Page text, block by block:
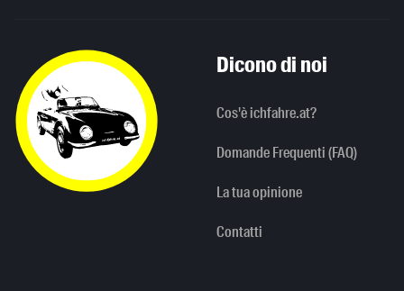
Dicono di noi
Cos'è ichfahre.at?
Domande Frequenti (FAQ)
La tua opinione
Contatti